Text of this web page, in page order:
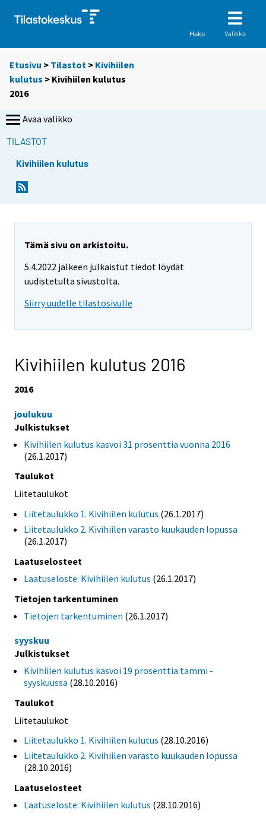
Haku Valikko
Etusivu > Tilastot > Kivihiilen
kulutus > Kivihiilen kulutus
2016
Avaa valikko
TILASTOT
Kivihiilen kulutus
Tämä sivu on arkistoitu.
5.4.2022 jälkeen julkaistut tiedot löydät
uudistetulta sivustolta.
Siirry uudelle tilastosivulle
Kivihiilen kulutus 2016
2016
joulukuu
Julkistukset
Kivihiilen kulutus kasvoi 31 prosenttia vuonna 2016
(26.1.2017)
Taulukot
Liitetaulukot
Liitetaulukko 1. Kivihiilen kulutus (26.1.2017)
Liitetaulukko 2. Kivihiilen varasto kuukauden lopussa
(26.1.2017)
Laatuselosteet
Laatuseloste: Kivihiilen kulutus (26.1.2017)
Tietojen tarkentuminen
Tietojen tarkentuminen (26.1.2017)
syyskuu
Julkistukset
Kivihiilen kulutus kasvoi 19 prosenttia tammi -
syyskuussa (28.10.2016)
Taulukot
Liitetaulukot
Liitetaulukko 1. Kivihiilen kulutus (28.10.2016)
Liitetaulukko 2. Kivihiilen varasto kuukauden lopussa
(28.10.2016)
Laatuselosteet
Laatuseloste: Kivihiilen kulutus (28.10.2016)